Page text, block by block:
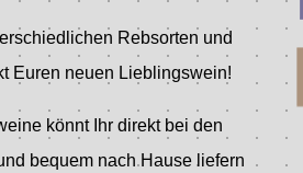
Rebsorten und
Euren neuen Lieblingswein!
könnt Ihr direkt bei den
bequem nach Hause liefern